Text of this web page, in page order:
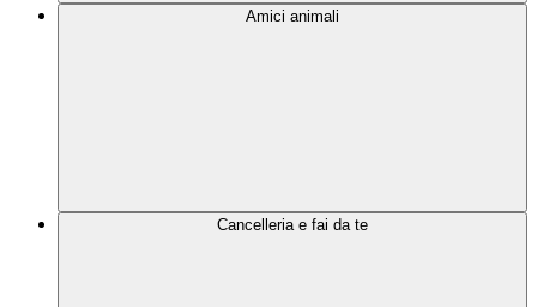
Amici animali
Cancelleria e fai da te